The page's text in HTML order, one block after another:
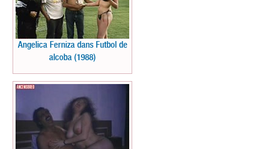
Angelica Ferniza dans Futbol de
alcoba (1988)